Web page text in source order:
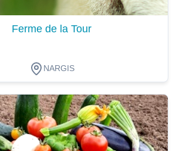
Ferme de la Tour
NARGIS